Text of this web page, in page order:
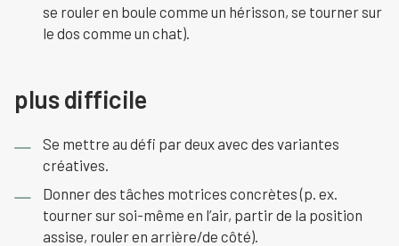
se rouler en boule comme un hérisson, se tourner sur
le dos comme un chat).
plus difficile
Se mettre au défi par deux avec des variantes
créatives.
Donner des tâches motrices concrètes (p. ex.
tourner sur soi-même en l’air, partir de la position
assise, rouler en arrière/de côté).